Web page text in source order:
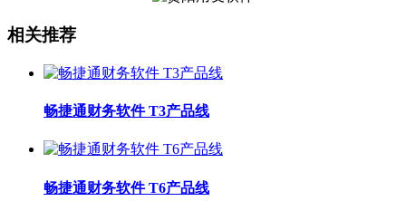
相关推荐
畅捷通财务软件 T3产品线
畅捷通财务软件 T6产品线